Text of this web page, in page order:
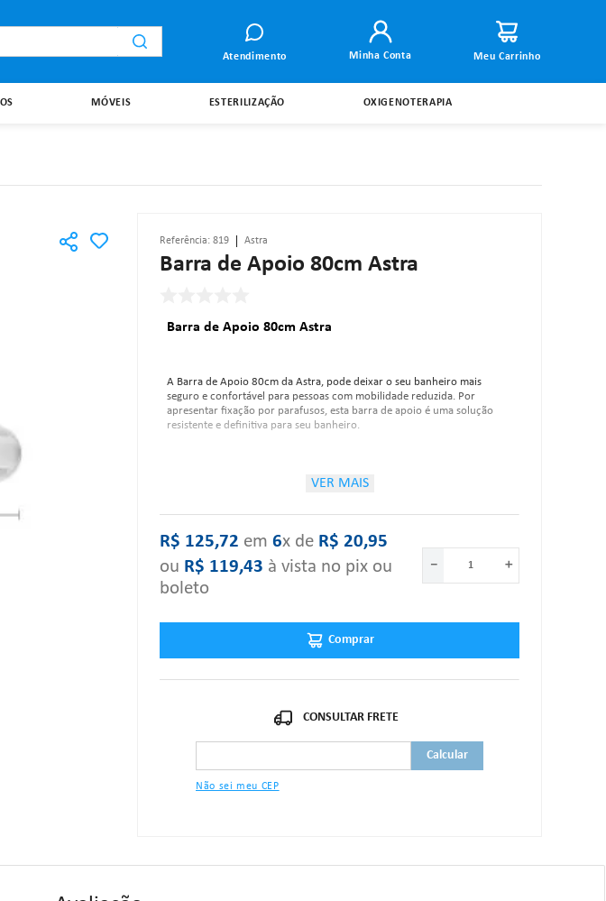
Atendimento Minha Conta
MÓVEIS ESTERILIZAÇÃO OXIGENOTERAPIA
Referência:819 Astra
Barra de Apoio 80cm Astra
Barra de Apoio 80cm Astra
A Barra de Apoio 80cm da Astra, pode deixar o seu banheiro mais
seguro e confortável para pessoas com mobilidade reduzida. Por
apresentar fixação por parafusos, esta barra de apoio é uma solução
resistente e definitiva para seu banheiro.
Suportam 150 kg;
As barras de apoio foram testadas e aprovadas e atendem à
norma da ABNT NBR 9050:2015, nos quesitos peso suportado e
diâmetro do produto;
Sensação térmica agradável;
aderência;
De fácil instalação, os produtos acompanham kit de fixação
fabricado em aço inox (não enferruja);
que oferece melhor acabamento, protegendo das bactérias;
Diâmetro da barra: 3,6 cm;
VER MAIS
R$ 125,72 ‎ em‎ ‎6x de‎ ‎ R$ 20,95
ou R$ 119,43 à vista no pix ou
boleto
＋
－
Comprar
Não sei meu CEP